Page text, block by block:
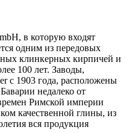
в которую входят
одним из передовых
клинкерных кирпичей и
100 лет. Заводы,
с 1903 года, расположены
недалеко от
Римской империи
качественной глины, из
вся продукция